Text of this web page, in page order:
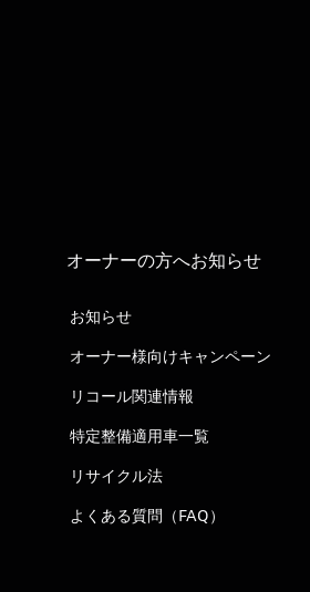
オーナーの方へお知らせ
お知らせ
オーナー様向けキャンペーン
リコール関連情報
特定整備適用車一覧
リサイクル法
よくある質問（FAQ）